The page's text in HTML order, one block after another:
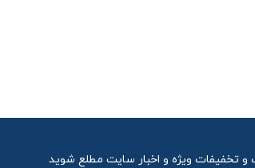
و تخفیفات ویژه و اخبار سایت مطلع شوید